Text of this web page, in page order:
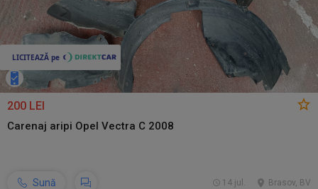
200 LEI
Carenaj aripi Opel Vectra C 2008
Sună Brasov, BV
14 jul.